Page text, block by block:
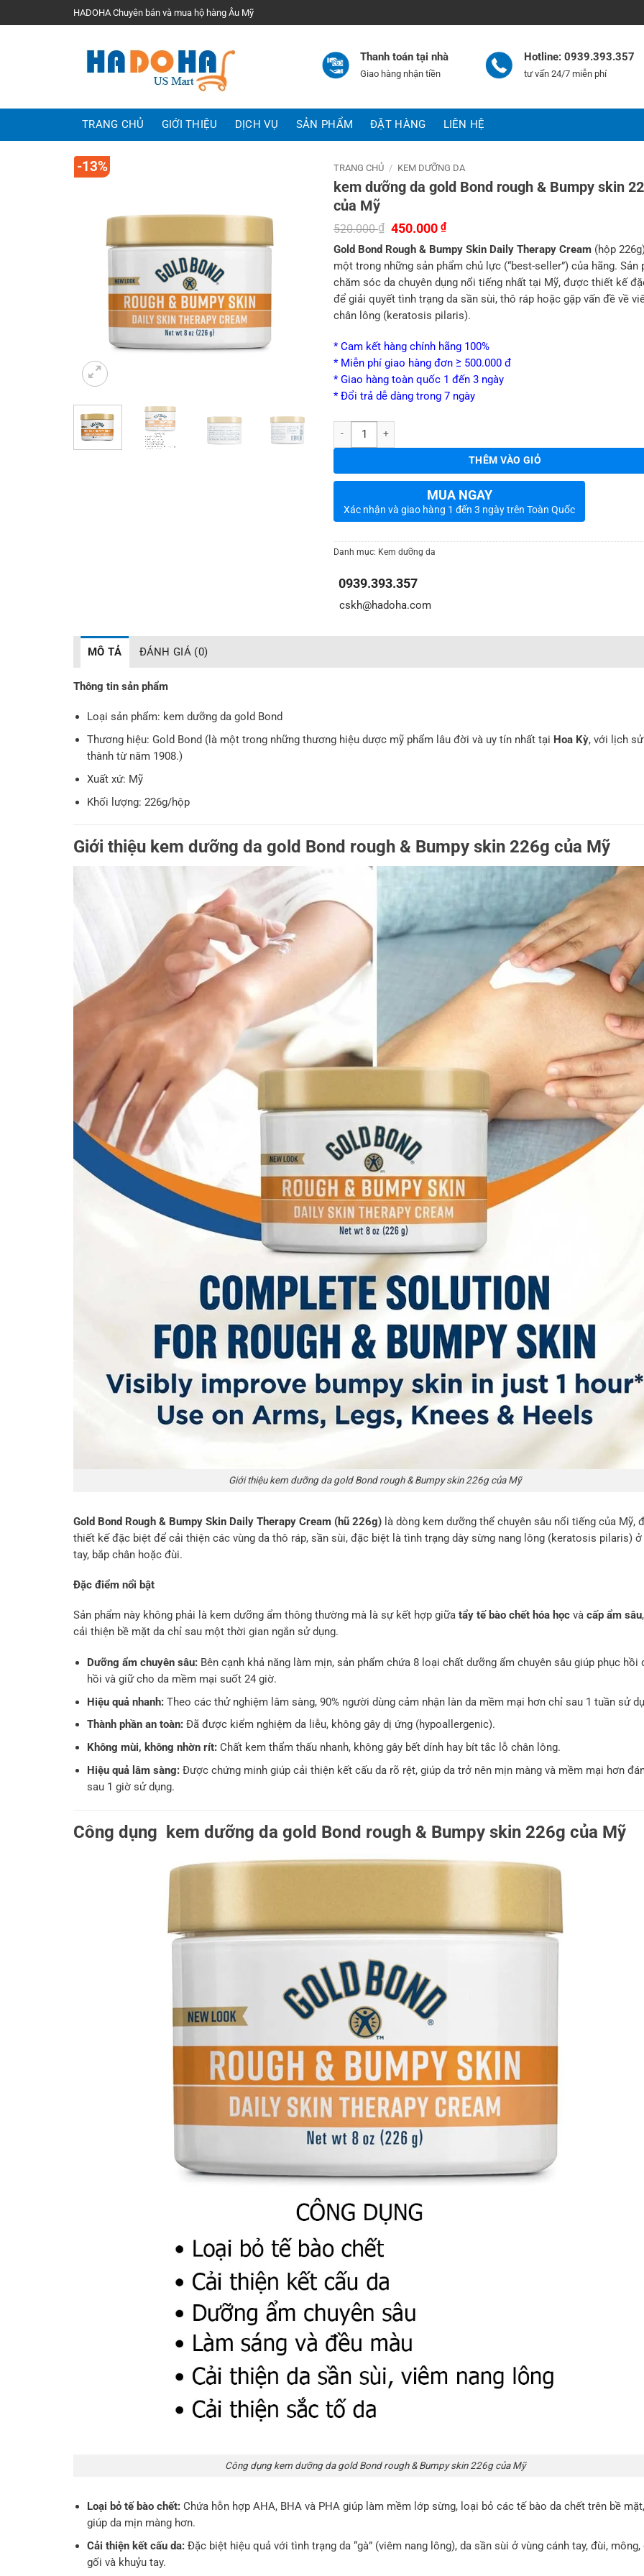
qua
HADOHA Chuyên bán và mua hộ hàng Âu Mỹ
Thanh toán tại nhà
Giao hàng nhận tiền
Hotline: 0939.393.357
tư vấn 24/7 miễn phí
TRANG CHỦ GIỚI THIỆU DỊCH VỤ SẢN PHẨM ĐẶT HÀNG LIÊN HỆ
-13% TRANG CHỦ / KEM DƯỠNG DA
kem dưỡng da gold Bond rough & Bumpy skin
của Mỹ
520.000₫ Giá
gốc
là:
520.000 ₫.
450.000 ₫Giá
tại
là:
450.000 ₫.
Gold Bond Rough & Bumpy Skin Daily Therapy Cream (hộp
một trong những sản phẩm chủ lực (“best-seller”) của hãng. Sản
chăm sóc da chuyên dụng nổi tiếng nhất tại Mỹ, được thiết kế
để giải quyết tình trạng da sần sùi, thô ráp hoặc gặp vấn đề về
chân lông (keratosis pilaris).
* Cam kết hàng chính hãng 100%
* Miễn phí giao hàng đơn ≥ 500.000 đ
* Giao hàng toàn quốc 1 đến 3 ngày
* Đổi trả dễ dàng trong 7 ngày
Số lượng
THÊM VÀO GIỎ
MUA NGAY
Xác nhận và giao hàng 1 đến 3 ngày trên Toàn Quốc
Danh mục: Kem dưỡng da
_0939.393.357
_cskh@hadoha.com
MÔ TẢ ĐÁNH GIÁ (0)
Thông tin sản phẩm
Loại sản phẩm: kem dưỡng da gold Bond
Thương hiệu: Gold Bond (là một trong những thương hiệu dược mỹ phẩm lâu đời và uy tín nhất tại Hoa Kỳ, với lịch
thành từ năm 1908.)
Xuất xứ: Mỹ
Khối lượng: 226g/hộp
Giới thiệu kem dưỡng da gold Bond rough & Bumpy skin 226g của Mỹ
Giới thiệu kem dưỡng da gold Bond rough & Bumpy skin 226g của Mỹ
Gold Bond Rough & Bumpy Skin Daily Therapy Cream (hũ 226g) là dòng kem dưỡng thể chuyên sâu nổi tiếng của Mỹ,
thiết kế đặc biệt để cải thiện các vùng da thô ráp, sần sùi, đặc biệt là tình trạng dày sừng nang lông (keratosis pilaris) ở
tay, bắp chân hoặc đùi.
Đặc điểm nổi bật
Sản phẩm này không phải là kem dưỡng ẩm thông thường mà là sự kết hợp giữa tẩy tế bào chết hóa học và cấp ẩm sâu
cải thiện bề mặt da chỉ sau một thời gian ngắn sử dụng.
Dưỡng ẩm chuyên sâu: Bên cạnh khả năng làm mịn, sản phẩm chứa 8 loại chất dưỡng ẩm chuyên sâu giúp phục hồi
hồi và giữ cho da mềm mại suốt 24 giờ.
Hiệu quả nhanh: Theo các thử nghiệm lâm sàng, 90% người dùng cảm nhận làn da mềm mại hơn chỉ sau 1 tuần sử
Thành phần an toàn: Đã được kiểm nghiệm da liễu, không gây dị ứng (hypoallergenic).
Không mùi, không nhờn rít: Chất kem thẩm thấu nhanh, không gây bết dính hay bít tắc lỗ chân lông.
Hiệu quả lâm sàng: Được chứng minh giúp cải thiện kết cấu da rõ rệt, giúp da trở nên mịn màng và mềm mại hơn
sau 1 giờ sử dụng.
Công dụng kem dưỡng da gold Bond rough & Bumpy skin 226g của Mỹ
Công dụng kem dưỡng da gold Bond rough & Bumpy skin 226g của Mỹ
Loại bỏ tế bào chết: Chứa hỗn hợp AHA, BHA và PHA giúp làm mềm lớp sừng, loại bỏ các tế bào da chết trên bề
giúp da mịn màng hơn.
Cải thiện kết cấu da: Đặc biệt hiệu quả với tình trạng da “gà” (viêm nang lông), da sần sùi ở vùng cánh tay, đùi, mông,
gối và khuỷu tay.